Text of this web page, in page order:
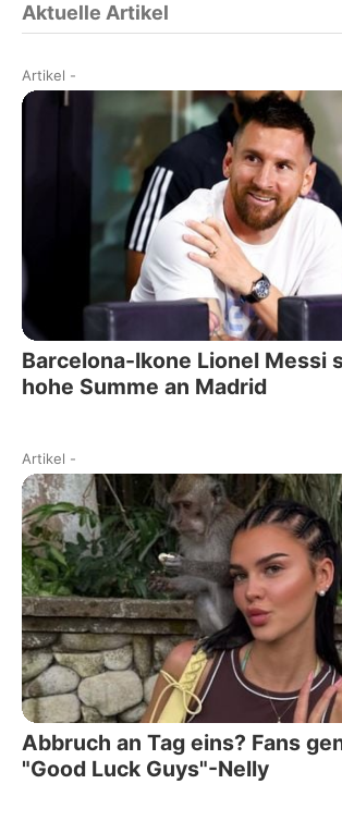
Aktuelle Artikel
Artikel -
Barcelona-Ikone Lionel Messi
hohe Summe an Madrid
Artikel -
Abbruch an Tag eins? Fans
"Good Luck Guys"-Nelly